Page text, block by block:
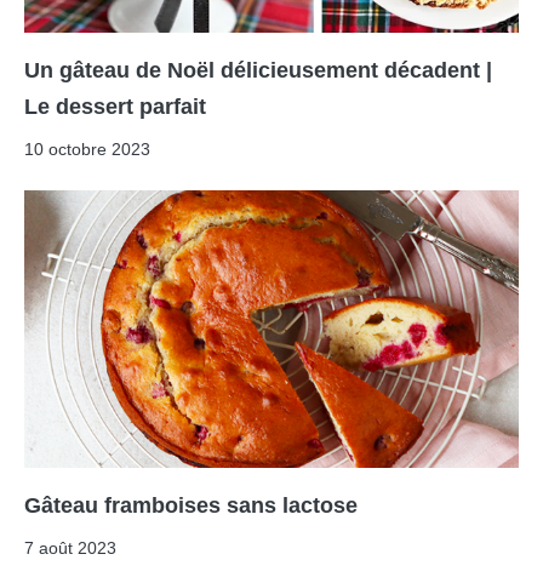
Un gâteau de Noël délicieusement décadent |
Le dessert parfait
10 octobre 2023
Gâteau framboises sans lactose
7 août 2023